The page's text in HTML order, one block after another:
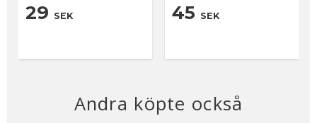
handfräs Passar till Bas
196613-4 NR 26 på
29 SEK
DJR183 NR 26 på
sprängskissen (DTD154)
45 SEK
Andra köpte också